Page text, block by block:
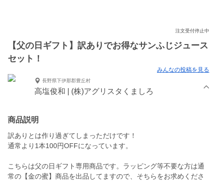
注文受付停止中
【父の日ギフト】訳ありでお得なサンふじジュース
セット！
みんなの投稿を見る
長野県下伊那郡豊丘村
高塩俊和 | (株)アグリスタくましろ
商品説明
訳ありとは作り過ぎてしまっただけです！
通常より1本100円OFFになっています。
こちらは父の日ギフト専用商品です。ラッピング等不要な方は通
常の【金の蜜】商品を出品してますので、そちらをお求めくださ